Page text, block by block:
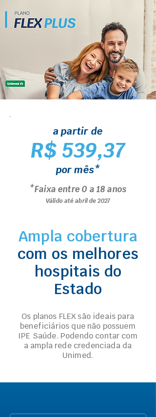
a partir de
R$ 539,37
por mês*
*Faixa entre 0 a 18 anos
Válido até abril de 2027
Ampla cobertura
com os melhores
hospitais do
Estado
Os planos FLEX são ideais para
beneficiários que não possuem
IPE Saúde. Podendo contar com
a ampla rede credenciada da
Unimed.